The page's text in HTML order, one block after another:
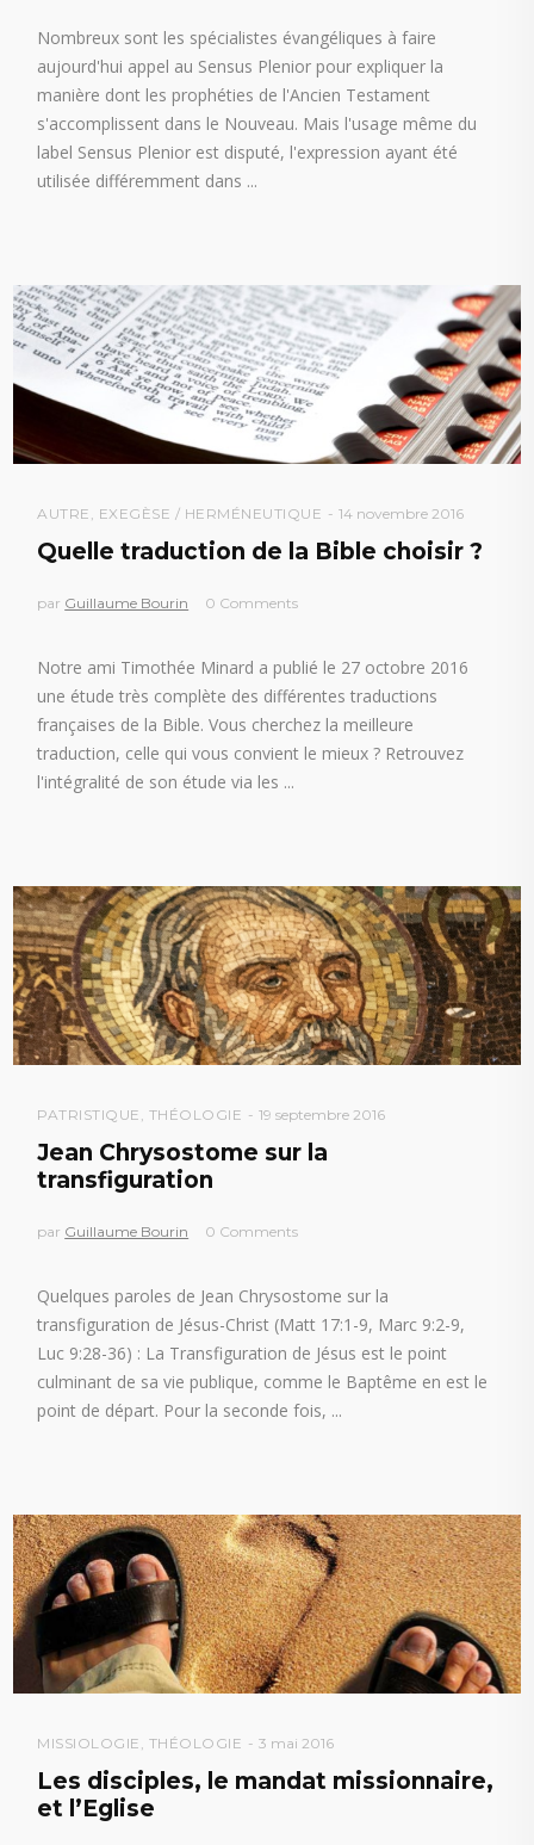
Nombreux sont les spécialistes évangéliques à faire
aujourd'hui appel au Sensus Plenior pour expliquer la
manière dont les prophéties de l'Ancien Testament
s'accomplissent dans le Nouveau. Mais l'usage même du
label Sensus Plenior est disputé, l'expression ayant été
utilisée différemment dans
AUTRE , EXEGÈSE / HERMÉNEUTIQUE 14 novembre 2016
Quelle traduction de la Bible choisir ?
par Guillaume Bourin 0 Comments
Notre ami Timothée Minard a publié le 27 octobre 2016
une étude très complète des différentes traductions
françaises de la Bible. Vous cherchez la meilleure
traduction, celle qui vous convient le mieux ? Retrouvez
l'intégralité de son étude via les
PATRISTIQUE , THÉOLOGIE 19 septembre 2016
Jean Chrysostome sur la
transfiguration
par Guillaume Bourin 0 Comments
Quelques paroles de Jean Chrysostome sur la
transfiguration de Jésus-Christ (Matt 17:1-9, Marc 9:2-9,
Luc 9:28-36) : La Transfiguration de Jésus est le point
culminant de sa vie publique, comme le Baptême en est le
point de départ. Pour la seconde fois,
MISSIOLOGIE , THÉOLOGIE 3 mai 2016
Les disciples, le mandat missionnaire,
et l’Eglise